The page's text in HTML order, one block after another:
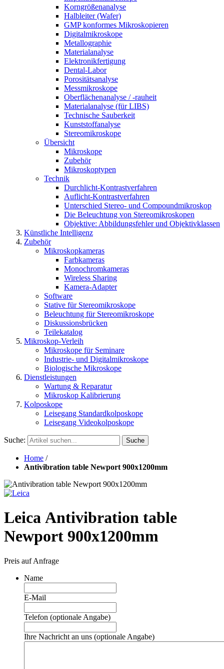
Korngrößenanalyse
Halbleiter (Wafer)
GMP konformes Mikroskopieren
Digitalmikroskope
Metallographie
Materialanalyse
Elektronikfertigung
Dental-Labor
Porositätsanalyse
Messmikroskope
Oberflächenanalyse / -rauheit
Materialanalyse (für LIBS)
Technische Sauberkeit
Kunststoffanalyse
Stereomikroskope
Übersicht
Mikroskope
Zubehör
Mikroskoptypen
Technik
Durchlicht-Kontrastverfahren
Auflicht-Kontrastverfahren
Unterschied Stereo- und Compoundmikroskop
Die Beleuchtung von Stereomikroskopen
Objektive: Abbildungsfehler und Objektivklassen
Künstliche Intelligenz
Zubehör
Mikroskopkameras
Farbkameras
Monochromkameras
Wireless Sharing
Kamera-Adapter
Software
Stative für Stereomikroskope
Beleuchtung für Stereomikroskope
Diskussionsbrücken
Teilekatalog
Mikroskop-Verleih
Mikroskope für Seminare
Industrie- und Digitalmikroskope
Biologische Mikroskope
Dienstleistungen
Wartung & Reparatur
Mikroskop Kalibrierung
Kolposkope
Leisegang Standardkolposkope
Leisegang Videokolposkope
Suche: Suche
Home /
Antivibration table Newport 900x1200mm
Leica Antivibration table
Newport 900x1200mm
Preis auf Anfrage
Name
E-Mail
Telefon (optionale Angabe)
Ihre Nachricht an uns (optionale Angabe)